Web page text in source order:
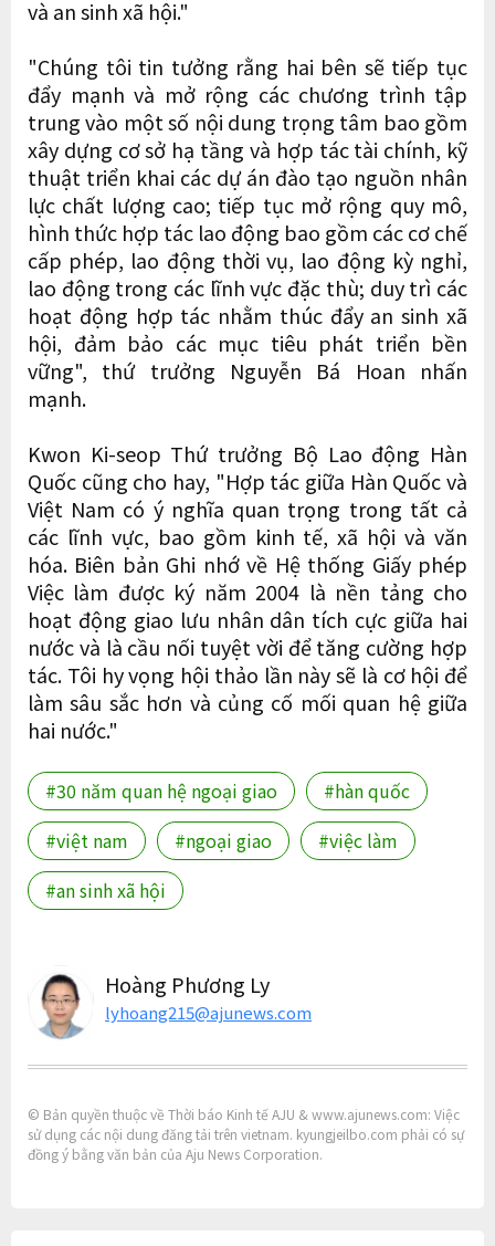
và an sinh xã hội."
"Chúng tôi tin tưởng rằng hai bên sẽ tiếp tục
đẩy mạnh và mở rộng các chương trình tập
trung vào một số nội dung trọng tâm bao gồm
xây dựng cơ sở hạ tầng và hợp tác tài chính, kỹ
thuật triển khai các dự án đào tạo nguồn nhân
lực chất lượng cao; tiếp tục mở rộng quy mô,
hình thức hợp tác lao động bao gồm các cơ chế
cấp phép, lao động thời vụ, lao động kỳ nghỉ,
lao động trong các lĩnh vực đặc thù; duy trì các
hoạt động hợp tác nhằm thúc đẩy an sinh xã
hội, đảm bảo các mục tiêu phát triển bền
vững", thứ trưởng Nguyễn Bá Hoan nhấn
mạnh.
Kwon Ki-seop Thứ trưởng Bộ Lao động Hàn
Quốc cũng cho hay, "Hợp tác giữa Hàn Quốc và
Việt Nam có ý nghĩa quan trọng trong tất cả
các lĩnh vực, bao gồm kinh tế, xã hội và văn
hóa. Biên bản Ghi nhớ về Hệ thống Giấy phép
Việc làm được ký năm 2004 là nền tảng cho
hoạt động giao lưu nhân dân tích cực giữa hai
nước và là cầu nối tuyệt vời để tăng cường hợp
tác. Tôi hy vọng hội thảo lần này sẽ là cơ hội để
làm sâu sắc hơn và củng cố mối quan hệ giữa
hai nước."
#30 năm quan hệ ngoại giao
#hàn quốc
#việt nam
#ngoại giao
#việc làm
#an sinh xã hội
Hoàng Phương Ly
lyhoang215@ajunews.com
© Bản quyền thuộc về Thời báo Kinh tế AJU & www.ajunews.com: Việc
sử dụng các nội dung đăng tải trên vietnam. kyungjeilbo.com phải có sự
đồng ý bằng văn bản của Aju News Corporation.